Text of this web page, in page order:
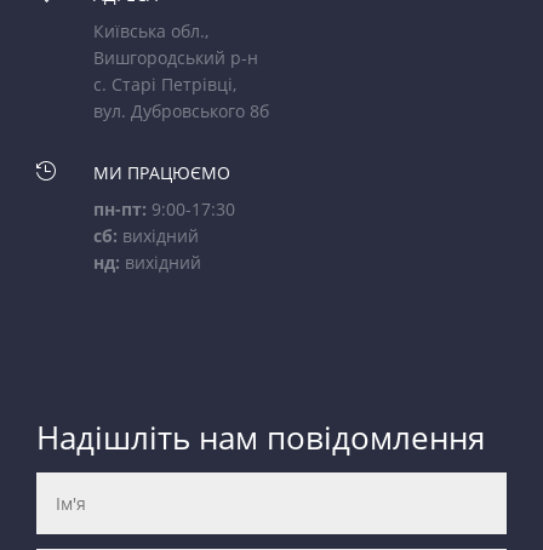
Київська обл.,
Вишгородський р-н
с. Старі Петрівці,
вул. Дубровського 8б

МИ ПРАЦЮЄМО
пн-пт: 9:00-17:30
сб: вихідний
нд: вихідний
Надішліть нам повідомлення